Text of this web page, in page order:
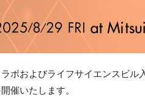
ボおよびライフサイエンスビル
催いたします。